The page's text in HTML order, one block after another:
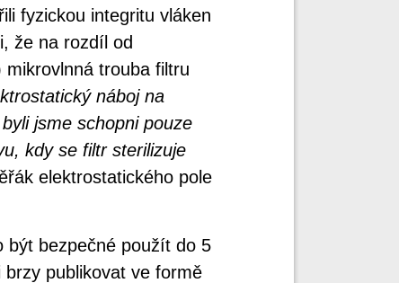
fyzickou integritu vláken
že na rozdíl od
trouba filtru
náboj na
jsme schopni pouze
kdy se filtr sterilizuje
elektrostatického pole
být bezpečné použít do 5
publikovat ve formě